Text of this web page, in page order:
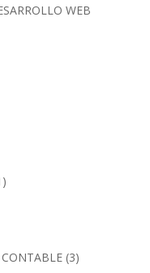
WEB
(3)